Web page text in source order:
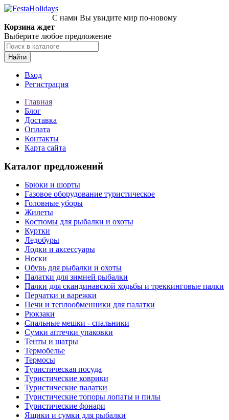
С нами Вы увидите мир по-новому
Корзина ждет
Выберите любое предложение
Найти
Вход
Регистрация
Главная
Блог
Доставка
Оплата
Контакты
Карта сайта
Каталог предложений
Брюки и шорты
Газовое оборудование туристическое
Головные уборы
Жилеты
Костюмы для рыбалки и охоты
Куртки
Ледобуры
Лодки и аксессуары
Носки
Обувь для рыбалки и охоты
Палатки для зимней рыбалки
Палки для скандинавской ходьбы и треккинговые палки
Перчатки и варежки
Печи и теплообменники для палатки
Рюкзаки
Спальные мешки - спальники
Сумки аптечки упаковки
Тенты и шатры
Термобелье
Термосы
Туристическая посуда
Туристические коврики
Туристические палатки
Туристические топоры лопаты и пилы
Туристические фонари
Ящики и сумки для рыбалки